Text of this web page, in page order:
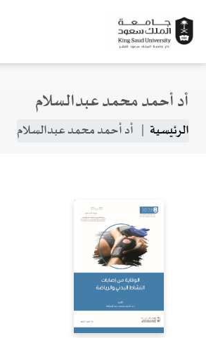
تجاوز إلى المحتوى الرئيسي
أد أحمد محمد عبدالسلام
مسار التنقل
الرئيسية أد أحمد محمد عبدالسلام